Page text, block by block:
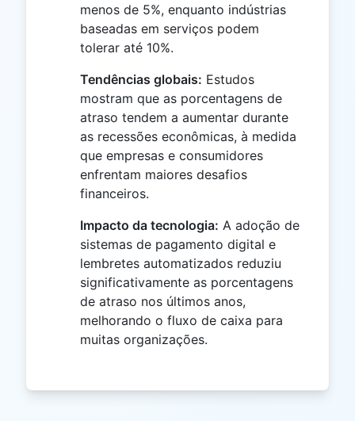
menos de 5%, enquanto indústrias
baseadas em serviços podem
tolerar até 10%.
Tendências globais: Estudos
mostram que as porcentagens de
atraso tendem a aumentar durante
as recessões econômicas, à medida
que empresas e consumidores
enfrentam maiores desafios
financeiros.
Impacto da tecnologia: A adoção de
sistemas de pagamento digital e
lembretes automatizados reduziu
significativamente as porcentagens
de atraso nos últimos anos,
melhorando o fluxo de caixa para
muitas organizações.